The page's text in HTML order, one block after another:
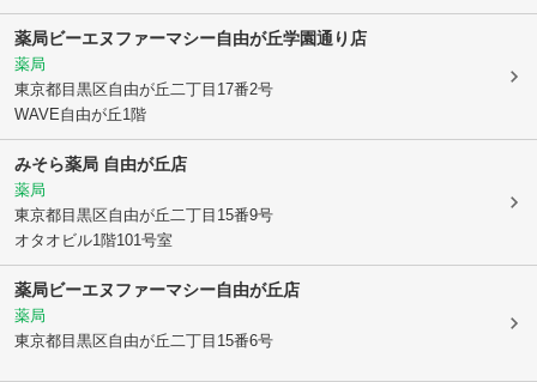
薬局ビーエヌファーマシー自由が丘学園通り店
薬局
東京都目黒区自由が丘二丁目17番2号
WAVE自由が丘1階
みそら薬局 自由が丘店
薬局
東京都目黒区自由が丘二丁目15番9号
オタオビル1階101号室
薬局ビーエヌファーマシー自由が丘店
薬局
東京都目黒区自由が丘二丁目15番6号